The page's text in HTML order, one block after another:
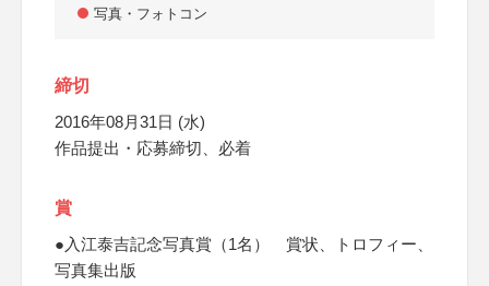
写真・フォトコン
締切
2016年08月31日 (水)
作品提出・応募締切、必着
賞
●入江泰吉記念写真賞（1名） 賞状、トロフィー、
写真集出版